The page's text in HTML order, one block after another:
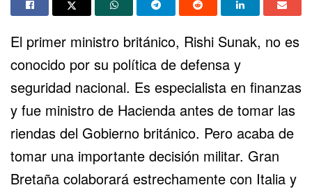
El primer ministro británico, Rishi Sunak, no es
conocido por su política de defensa y
seguridad nacional. Es especialista en finanzas
y fue ministro de Hacienda antes de tomar las
riendas del Gobierno británico. Pero acaba de
tomar una importante decisión militar. Gran
Bretaña colaborará estrechamente con Italia y